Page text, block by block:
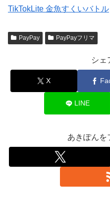
TikTokLite 金魚すくいバトル
PayPay PayPayフリマ
シェ
X
LINE
あきぽんを